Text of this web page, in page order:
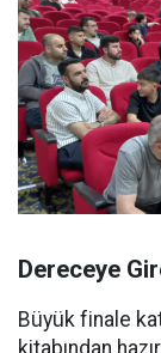
Dereceye
Büyük finale